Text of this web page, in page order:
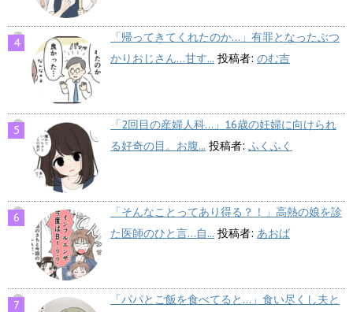
「帰ってきてくれたのか…」有罪となったぶつ
かりおじさん…甘す... 投稿者: のむ吉
「2回目の産婦人科…」16歳の妊婦に向けられ
る好奇の目。お腹... 投稿者: ふくふく
「そんなことってあり得る？！」高熱の娘を診
た医師のひと言…自... 投稿者: あおば
「パパとご飯を食べてると…」食い尽くし夫と